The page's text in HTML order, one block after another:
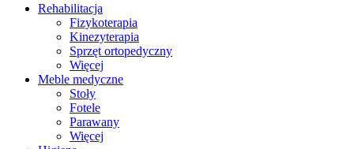
Rehabilitacja
Fizykoterapia
Kinezyterapia
Sprzęt ortopedyczny
Więcej
Meble medyczne
Stoły
Fotele
Parawany
Więcej